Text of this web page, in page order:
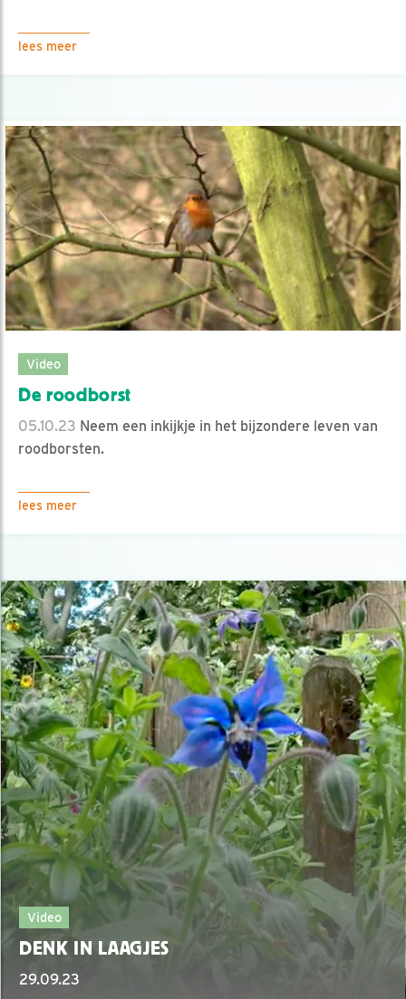
lees meer
Video
De roodborst
05.10.23 Neem een inkijkje in het bijzondere leven van
roodborsten.
lees meer
Video
DENK IN LAAGJES
29.09.23